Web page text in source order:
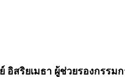
อิสริยเมธา ผู้ช่วยรองกรร